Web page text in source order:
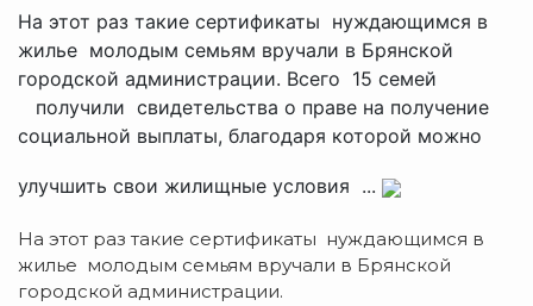
На этот раз такие сертификаты нуждающимся в
жилье молодым семьям вручали в Брянской
городской администрации. Всего 15 семей
получили свидетельства о праве на получение
социальной выплаты, благодаря которой можно
улучшить свои жилищные условия ...
На этот раз такие сертификаты нуждающимся в
жилье молодым семьям вручали в Брянской
городской администрации.